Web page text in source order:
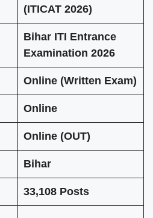
(ITICAT 2026)
Bihar ITI Entrance
Examination 2026
Online (Written Exam)
Online
Online (OUT)
Bihar
33,108 Posts